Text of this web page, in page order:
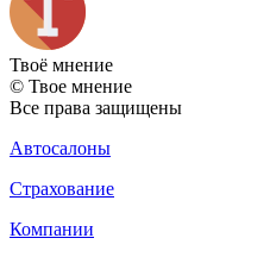
Твоё мнение
© Твое мнение
Все права защищены
Автосалоны
Страхование
Компании